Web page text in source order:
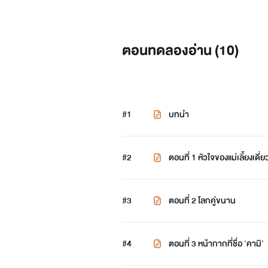
ตอนทดลองอ่าน (10)
#1 บทนำ
#2 ตอนที่ 1 หัวใจของแม่เลี้ยงเดี่ย
#3 ตอนที่ 2 โลกคู่ขนาน
#4 ตอนที่ 3 หน้ากากที่ชื่อ 'คามิ'